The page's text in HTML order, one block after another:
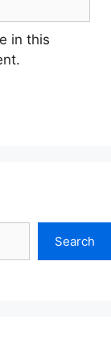
in this
Search